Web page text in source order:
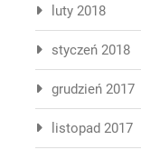
luty 2018
styczeń 2018
grudzień 2017
listopad 2017